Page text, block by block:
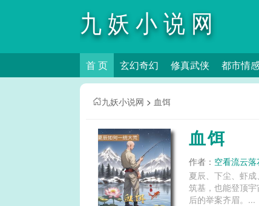
九妖小说网
首 页 玄幻奇幻 修真武侠 都市情
九妖小说网 > 血饵
血饵
作者： 空看流云落
夏辰、下尘、虾
筑基，也能登顶
后的举案齐眉。...